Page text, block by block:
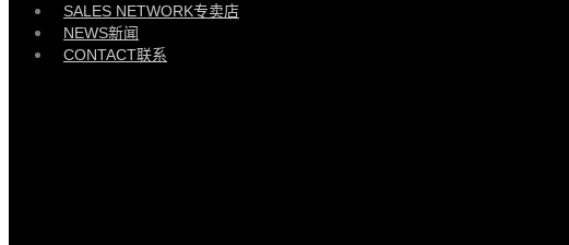
SALES NETWORK专卖店
NEWS新闻
CONTACT联系